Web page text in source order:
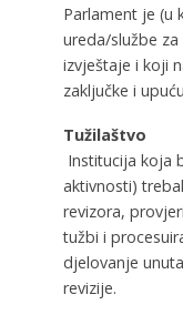
Parlament je (u
ureda/službe
izvještaje i koji
zaključke i
Tužilaštvo
Institucija koja
aktivnosti)
revizora,
tužbi i
djelovanje
revizije.